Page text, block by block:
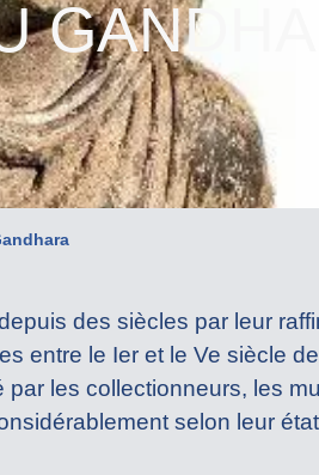
des siècles par leur
entre le Ier et le Ve siècle
les collectionneurs, les
selon leur